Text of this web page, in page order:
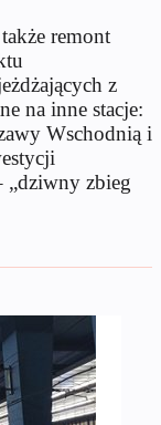
remont
z
na inne stacje:
Wschodnią i
„dziwny zbieg